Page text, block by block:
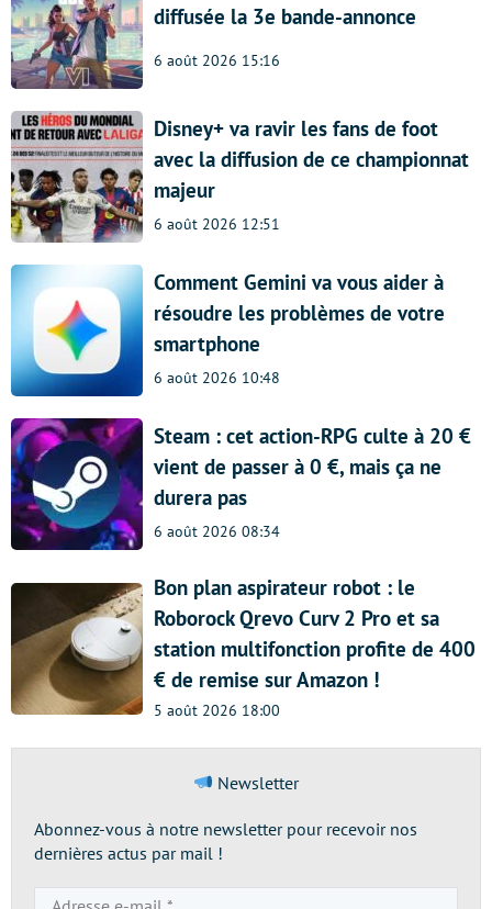
diffusée la 3e bande-annonce
6 août 2026 15:16
Disney+ va ravir les fans de foot
avec la diffusion de ce championnat
majeur
6 août 2026 12:51
Comment Gemini va vous aider à
résoudre les problèmes de votre
smartphone
6 août 2026 10:48
Steam : cet action-RPG culte à 20 €
vient de passer à 0 €, mais ça ne
durera pas
6 août 2026 08:34
Bon plan aspirateur robot : le
Roborock Qrevo Curv 2 Pro et sa
station multifonction profite de 400
€ de remise sur Amazon !
5 août 2026 18:00
Newsletter
Abonnez-vous à notre newsletter pour recevoir nos
dernières actus par mail !